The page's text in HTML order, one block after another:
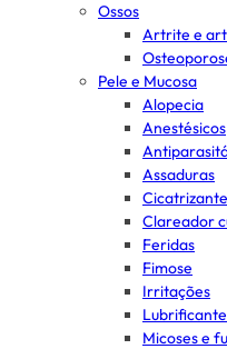
Ossos
Artrite e
Pele e Mucosa
Alopecia
Anestésicos
Assaduras
Clareador
Feridas
Fimose
Irritações
Micoses e